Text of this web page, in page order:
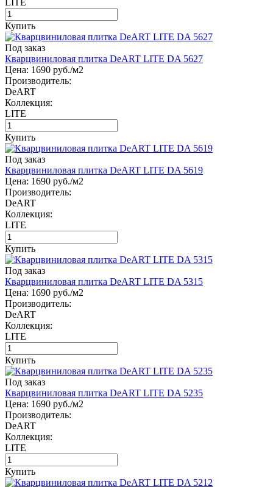
Купить
Под заказ
Кварцвиниловая плитка DeART LITE DA 5627
Цена: 1690 руб./м2
Производитель:
DeART
Коллекция:
LITE
Купить
Под заказ
Кварцвиниловая плитка DeART LITE DA 5619
Цена: 1690 руб./м2
Производитель:
DeART
Коллекция:
LITE
Купить
Под заказ
Кварцвиниловая плитка DeART LITE DA 5315
Цена: 1690 руб./м2
Производитель:
DeART
Коллекция:
LITE
Купить
Под заказ
Кварцвиниловая плитка DeART LITE DA 5235
Цена: 1690 руб./м2
Производитель:
DeART
Коллекция:
LITE
Купить